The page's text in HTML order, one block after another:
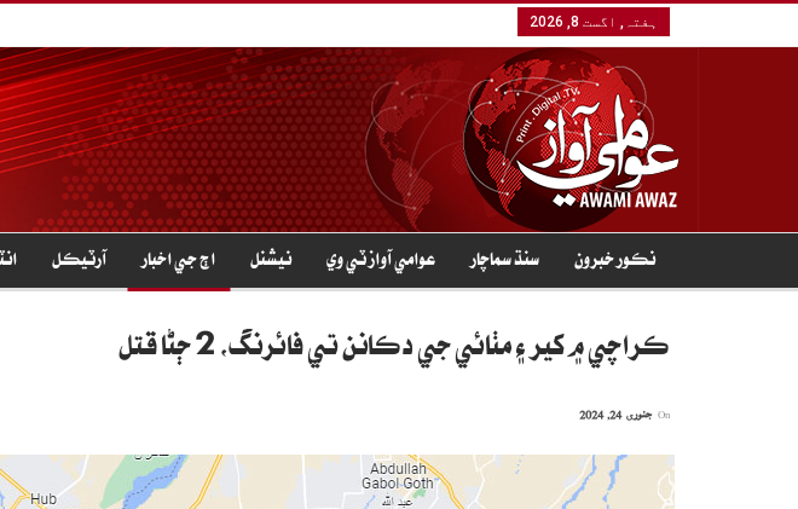
ہفتہ, اگست 8, 2026
نڪور خبرون سنڌ سماچار عوامي آواز ٽي وي نيشنل اڄ جي اخبار آرٽيڪل
ڪراچي ۾ کير ۽ مٺائي جي دڪانن تي فائرنگ، 2 ڄڻا قتل